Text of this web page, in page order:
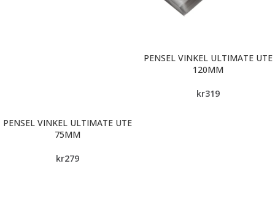
PENSEL VINKEL ULTIMATE UTE
120MM
kr319
PENSEL VINKEL ULTIMATE UTE
75MM
kr279